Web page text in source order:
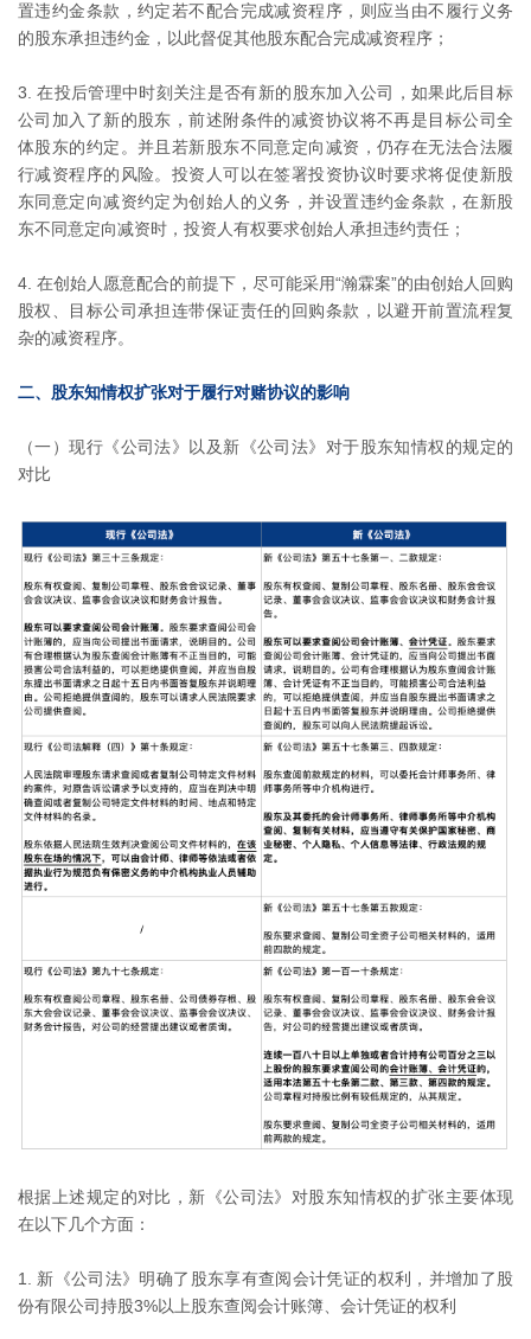
置违约金条款，约定若不配合完成减资程序，则应当由不履行义务
的股东承担违约金，以此督促其他股东配合完成减资程序；
在投后管理中时刻关注是否有新的股东加入公司，如果此后目标
公司加入了新的股东，前述附条件的减资协议将不再是目标公司全
体股东的约定。并且若新股东不同意定向减资，仍存在无法合法履
行减资程序的风险。投资人可以在签署投资协议时要求将促使新股
东同意定向减资约定为创始人的义务，并设置违约金条款，在新股
东不同意定向减资时，投资人有权要求创始人承担违约责任；
在创始人愿意配合的前提下，尽可能采用“瀚霖案”的由创始人回购
股权、目标公司承担连带保证责任的回购条款，以避开前置流程复
杂的减资程序。
二、股东知情权扩张对于履行对赌协议的影响
（一）现行《公司法》以及新《公司法》对于股东知情权的规定的
对比
根据上述规定的对比，新《公司法》对股东知情权的扩张主要体现
在以下几个方面：
1. 新《公司法》明确了股东享有查阅会计凭证的权利，并增加了股
份有限公司持股3%以上股东查阅会计账簿、会计凭证的权利